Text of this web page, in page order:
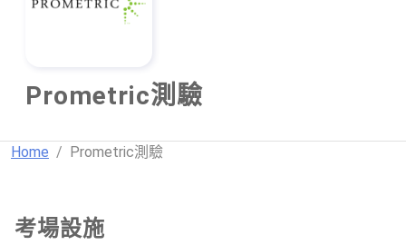
Prometric測驗
Home Prometric測驗
考場設施